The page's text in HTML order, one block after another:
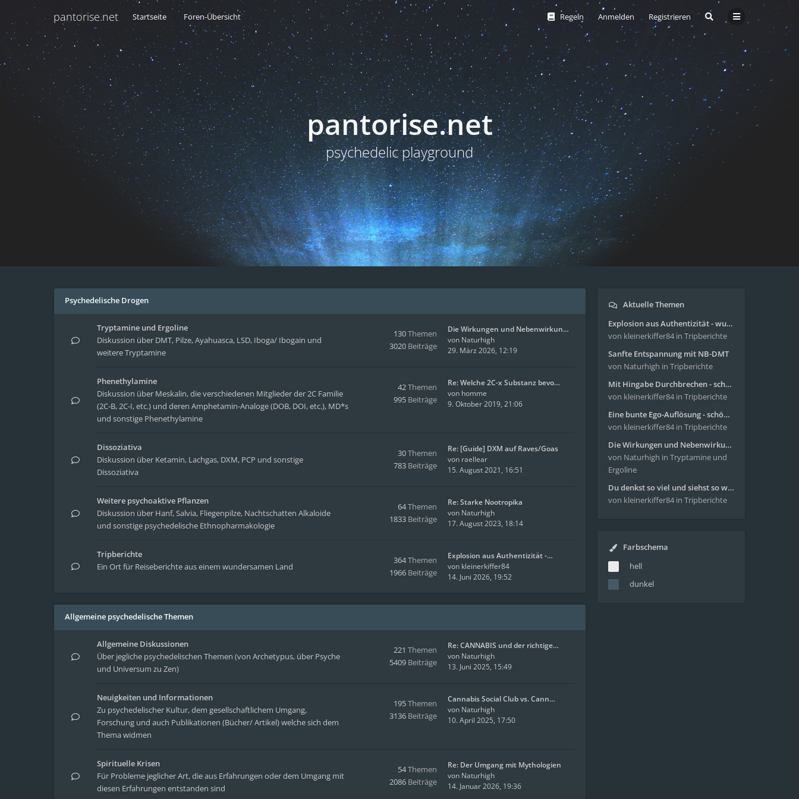
pantorise.net Regeln Anmelden Registrieren
Startseite Foren-Übersicht
pantorise.net
psychedelic playground
Psychedelische Drogen
Tryptamine und Ergoline
Diskussion über DMT, Pilze, Ayahuasca, LSD, Iboga/ Ibogain und
weitere Tryptamine
130Themen
3020 Beiträge
Die Wirkungen und Nebenwirkun…
von Naturhigh
29. März 2026, 12:19
Phenethylamine
Diskussion über Meskalin, die verschiedenen Mitglieder der 2C Familie
(2C-B, 2C-I, etc.) und deren Amphetamin-Analoge (DOB, DOI, etc.), MD*s
und sonstige Phenethylamine
42Themen
995 Beiträge
Re: Welche 2C-x Substanz bevo…
von homme
9. Oktober 2019, 21:06
Dissoziativa
Diskussion über Ketamin, Lachgas, DXM, PCP und sonstige
Dissoziativa
30Themen
783 Beiträge
Re: [Guide] DXM auf Raves/Goas
von raellear
15. August 2021, 16:51
Weitere psychoaktive Pflanzen
Diskussion über Hanf, Salvia, Fliegenpilze, Nachtschatten Alkaloide
und sonstige psychedelische Ethnopharmakologie
64Themen
1833 Beiträge
Re: Starke Nootropika
von Naturhigh
17. August 2023, 18:14
Tripberichte
Ein Ort für Reiseberichte aus einem wundersamen Land
364Themen
1966 Beiträge
Explosion aus Authentizität -…
von kleinerkiffer84
14. Juni 2026, 19:52
Allgemeine psychedelische Themen
Allgemeine Diskussionen
Über jegliche psychedelischen Themen (von Archetypus, über Psyche
und Universum zu Zen)
221 Themen
5409 Beiträge
Re: CANNABIS und der richtige…
von Naturhigh
13. Juni 2025, 15:49
Neuigkeiten und Informationen
Zu psychedelischer Kultur, dem gesellschaftlichem Umgang,
Forschung und auch Publikationen (Bücher/ Artikel) welche sich dem
Thema widmen
195Themen
3136 Beiträge
Cannabis Social Club vs. Cann…
von Naturhigh
10. April 2025, 17:50
Spirituelle Krisen
Für Probleme jeglicher Art, die aus Erfahrungen oder dem Umgang mit
diesen Erfahrungen entstanden sind
54Themen
2086 Beiträge
Re: Der Umgang mit Mythologien
von Naturhigh
14. Januar 2026, 19:36
Aktuelle Themen
Explosion aus Authentizität - wunderbare Reise mit 4g Pilze
von kleinerkiffer84 in Tripberichte
Sanfte Entspannung mit NB-DMT
von Naturhigh in Tripberichte
Mit Hingabe Durchbrechen - schöne Reise mit 4g Pilze
von kleinerkiffer84 in Tripberichte
Eine bunte Ego-Auflösung - schöne Reise mit 4-AcO-DMT
von kleinerkiffer84 in Tripberichte
Die Wirkungen und Nebenwirkungen von LSD
von Naturhigh in Tryptamine und
Ergoline
Du denkst so viel und siehst so wenig - wunderbare Reise mit 4g Pilze
von kleinerkiffer84 in Tripberichte
Farbschema
hell
dunkel